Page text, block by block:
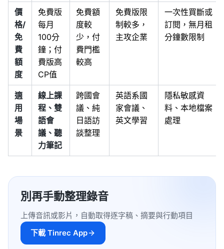
價
格/
免
費
額
度
免費版
每月
100分
鐘；付
費版高
CP值
免費額
度較
少，付
費門檻
較高
免費版限
制較多，
主攻企業
一次性買斷或
訂閱，無月租
分鐘數限制
適
用
場
景
線上課
程、雙
語會
議、聽
力筆記
跨國會
議、純
日語訪
談整理
英語系國
家會議、
英文學習
隱私敏感資
料、本地檔案
處理
別再手動整理錄音
上傳音訊或影片，自動取得逐字稿、摘要與行動項目
下載 Tinrec App